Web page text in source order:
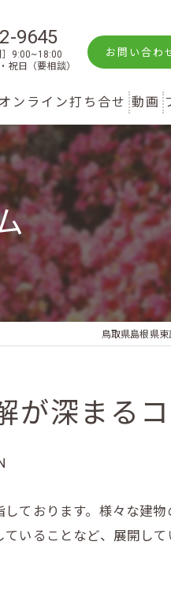
9645
］9:00~18:00
祝日（要相談）
お問い合わ
オンライン打ち合せ 動画
鳥取県島根県
が深まる
ております。様々な建
いることなど、展開し